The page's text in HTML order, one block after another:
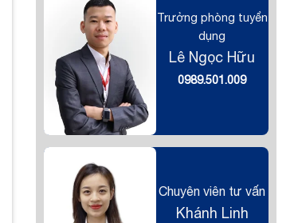
Trưởng phòng tuyển
dụng
Lê Ngọc Hữu
0989.501.009
Chuyên viên tư vấn
Khánh Linh